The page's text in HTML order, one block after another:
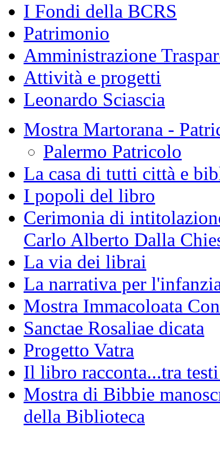
I Fondi della BCRS
Patrimonio
Amministrazione
Attività e progetti
Leonardo Sciascia
Mostra Martorana -
Palermo Patricolo
La casa di tutti città e
I popoli del libro
Cerimonia di
Carlo Alberto Dalla
La via dei librai
La narrativa per
Mostra Immacoloata
Sanctae Rosaliae dicata
Progetto Vatra
Il libro racconta...tra
Mostra di Bibbie
della Biblioteca